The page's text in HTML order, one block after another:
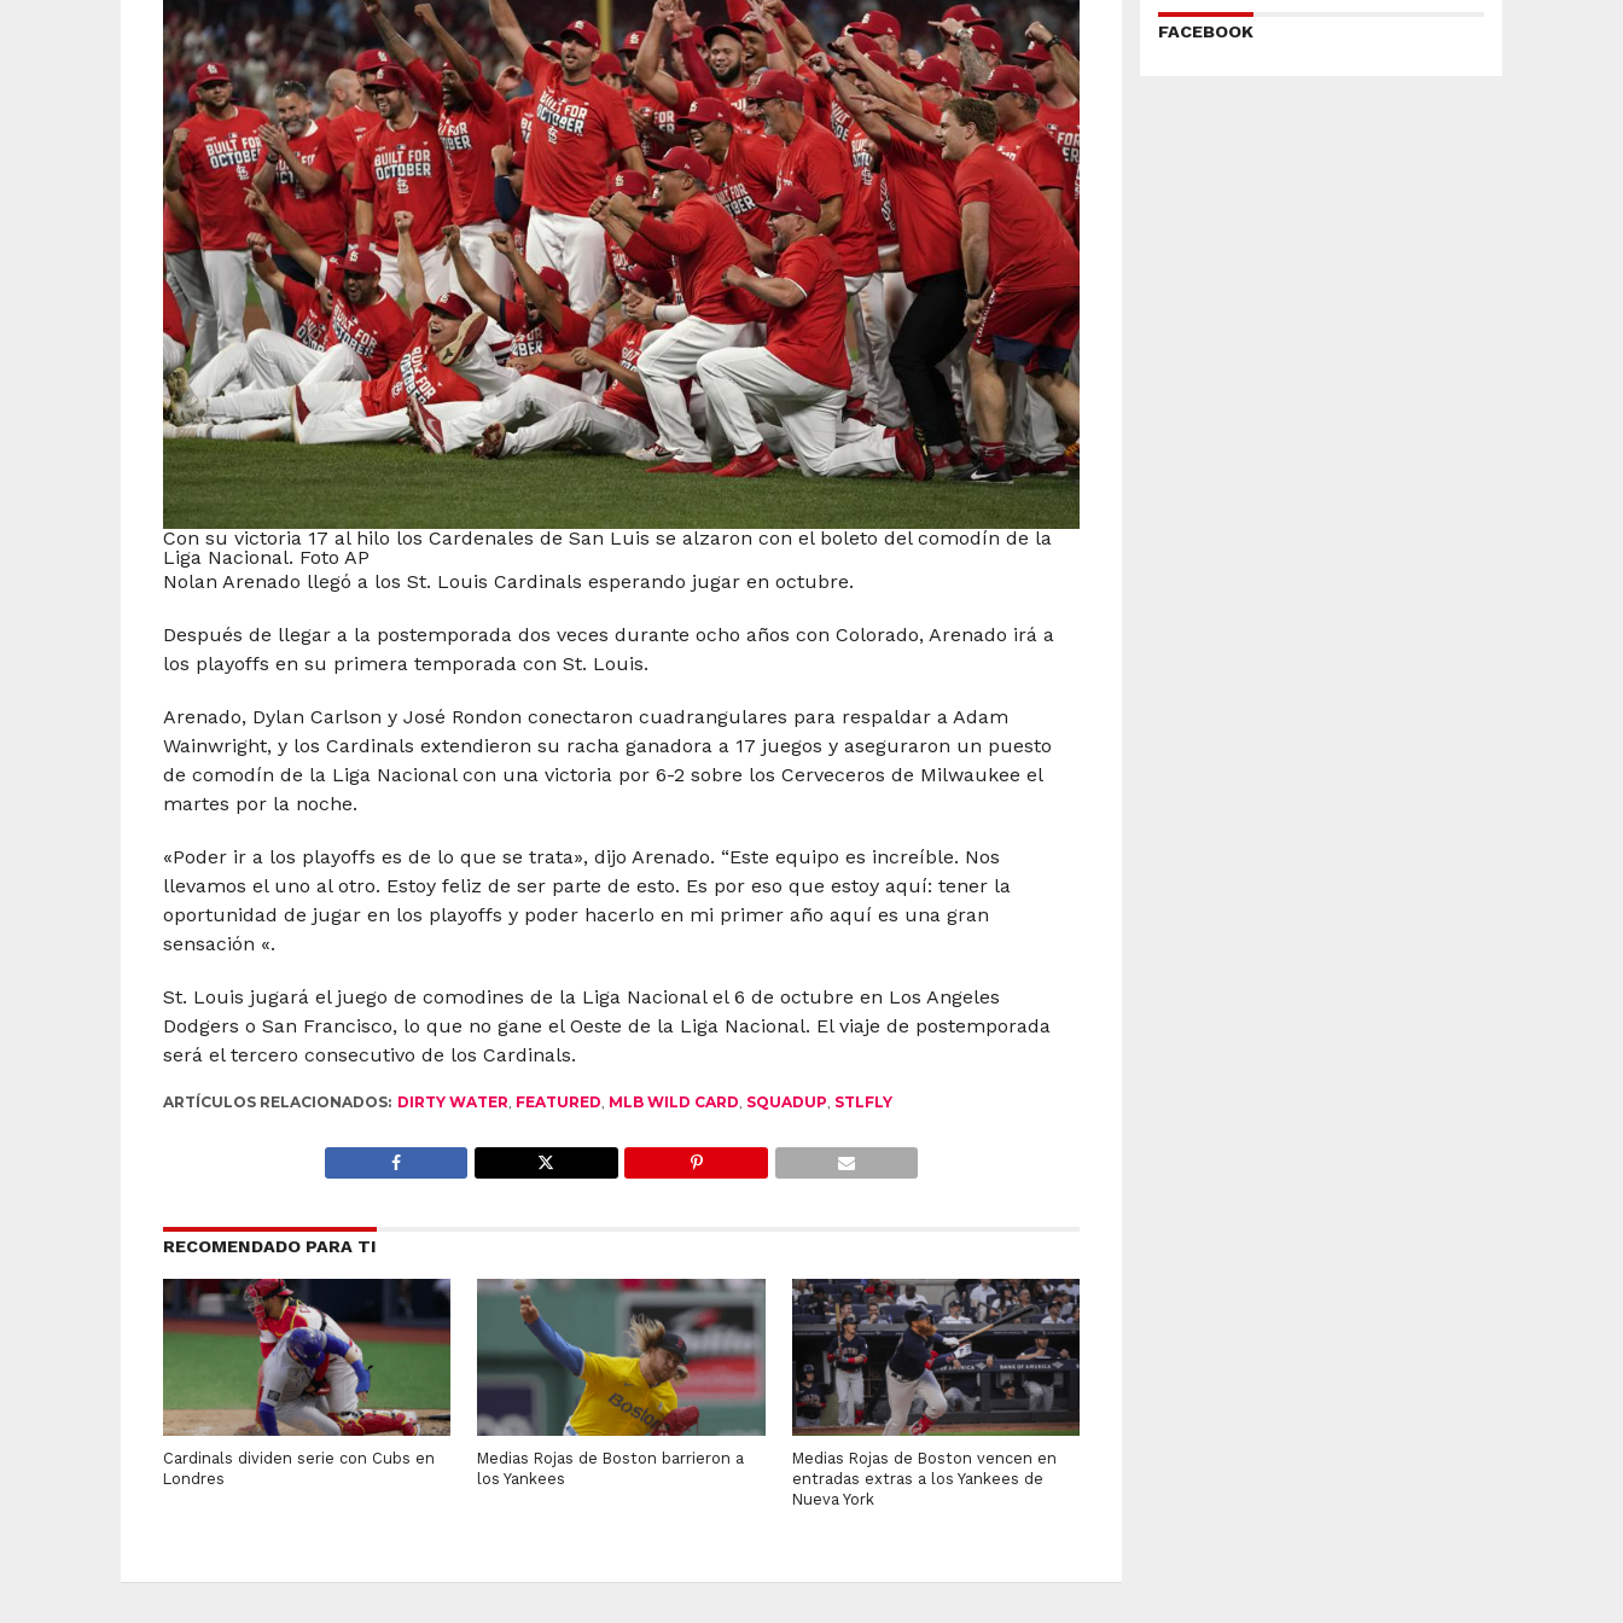
Con su victoria 17 al hilo los Cardenales de San Luis se alzaron con el boleto del comodín de la
Liga Nacional. Foto AP
Nolan Arenado llegó a los St. Louis Cardinals esperando jugar en octubre.
Después de llegar a la postemporada dos veces durante ocho años con Colorado, Arenado irá a
los playoffs en su primera temporada con St. Louis.
Arenado, Dylan Carlson y José Rondon conectaron cuadrangulares para respaldar a Adam
Wainwright, y los Cardinals extendieron su racha ganadora a 17 juegos y aseguraron un puesto
de comodín de la Liga Nacional con una victoria por 6-2 sobre los Cerveceros de Milwaukee el
martes por la noche.
«Poder ir a los playoffs es de lo que se trata», dijo Arenado. “Este equipo es increíble. Nos
llevamos el uno al otro. Estoy feliz de ser parte de esto. Es por eso que estoy aquí: tener la
oportunidad de jugar en los playoffs y poder hacerlo en mi primer año aquí es una gran
sensación «.
St. Louis jugará el juego de comodines de la Liga Nacional el 6 de octubre en Los Angeles
Dodgers o San Francisco, lo que no gane el Oeste de la Liga Nacional. El viaje de postemporada
será el tercero consecutivo de los Cardinals.
ARTÍCULOS RELACIONADOS: DIRTY WATER, FEATURED, MLB WILD CARD, SQUADUP, STLFLY
RECOMENDADO PARA TI
Cardinals dividen serie con Cubs en
Londres
Medias Rojas de Boston barrieron a
los Yankees
Medias Rojas de Boston vencen en
entradas extras a los Yankees de
Nueva York
FACEBOOK